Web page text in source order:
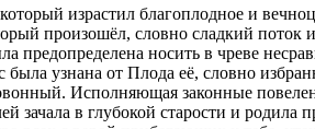
израстил благоплодное и
произошёл, словно сладкий поток
предопределена носить в чреве
узнана от Плода её, словно
Исполняющая законные
зачала в глубокой старости и родила